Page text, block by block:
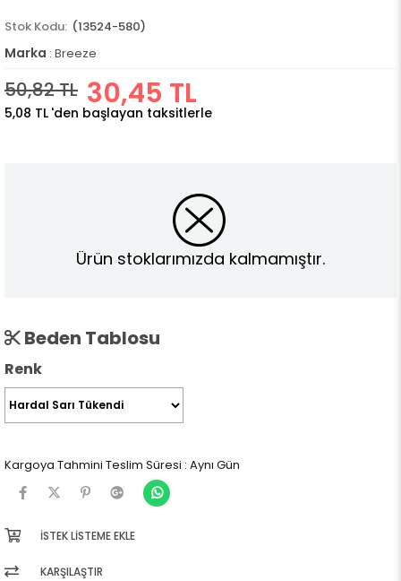
(13524-580)
Marka : Breeze
50,82 TL 30,45 TL
5,08 TL 'den başlayan taksitlerle
Ürün stoklarımızda kalmamıştır.
Beden Tablosu
Renk
Kargoya Tahmini Teslim Süresi : Aynı Gün
İSTEK LISTEME EKLE
KARŞILAŞTIR